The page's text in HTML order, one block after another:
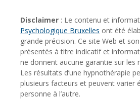
Disclaimer : Le contenu et
Psychologique Bruxelles ont été
grande précision. Ce site Web et
présentés à titre indicatif et
ne donnent aucune garantie sur les
Les résultats d’une hypnothérapie
plusieurs facteurs et peuvent varier
personne à l’autre.